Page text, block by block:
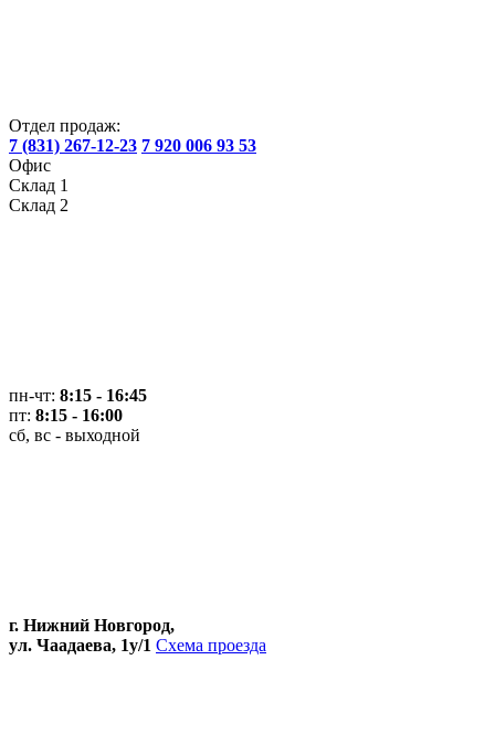
Отдел продаж:
7 (831) 267-12-23 7 920 006 93 53
Офис
Склад 1
Склад 2
пн-чт: 8:15 - 16:45
пт: 8:15 - 16:00
сб, вс - выходной
г. Нижний Новгород,
ул. Чаадаева, 1у/1 Схема проезда